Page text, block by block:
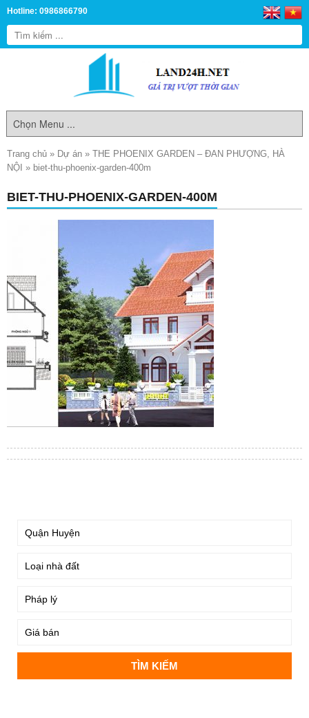
Hotline: 0986866790
Trang chủ » Dự án » THE PHOENIX GARDEN – ĐAN PHƯỢNG, HÀ
NỘI » biet-thu-phoenix-garden-400m
BIET-THU-PHOENIX-GARDEN-400M